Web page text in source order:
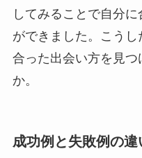
してみることで自分
ができました。こう
合った出会い方を見つ
か。
成功例と失敗例の違